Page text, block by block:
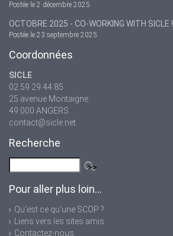
Postée le 2 décembre 2025
OCTOBRE 2025 - CO-WORKING WITH SICLE !
Postée le 23 septembre 2025
Coordonnées
SICLE
02 59 29 44 85
25 avenue Montaigne
49 000 ANGERS
contact@sicle.net
Recherche
Pour aller plus loin...
Qu’est ce qu’une SCOP ?
Liens vers les sites amis
Contactez-nous